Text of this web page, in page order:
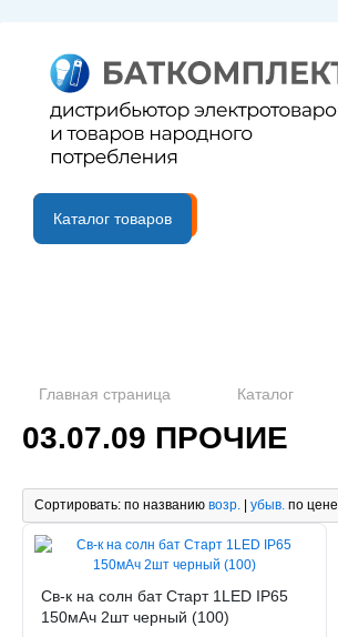
B2B портал
Каталог товаров
Главная страница Каталог
03.07.09 ПРОЧИЕ
Сортировать: по названию возр. | убыв. по цене
Св-к на солн бат Старт 1LED IP65
150мАч 2шт черный (100)